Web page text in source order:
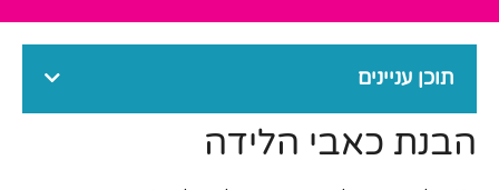
תוכן עניינים
הבנת כאבי הלידה